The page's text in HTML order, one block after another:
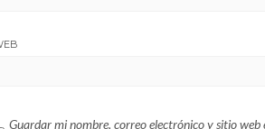
Guardar mi nombre, correo electrónico y sitio web